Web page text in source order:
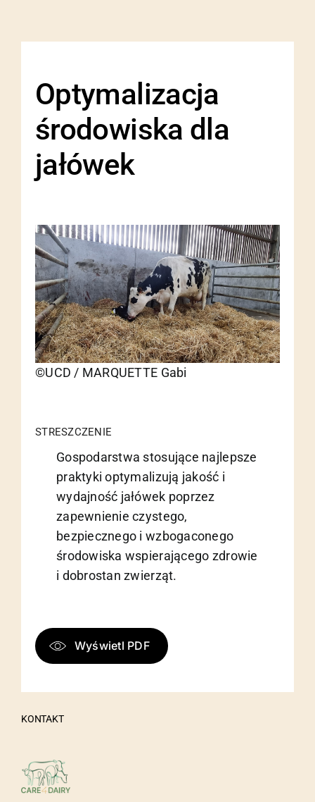
Optymalizacja
środowiska dla
jałówek
©UCD / MARQUETTE Gabi
STRESZCZENIE
Gospodarstwa stosujące najlepsze
praktyki optymalizują jakość i
wydajność jałówek poprzez
zapewnienie czystego,
bezpiecznego i wzbogaconego
środowiska wspierającego zdrowie
i dobrostan zwierząt.
Wyświetl PDF
KONTAKT